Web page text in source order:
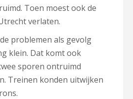
Toen moest ook de
verlaten.
problemen als gevolg
klein. Dat komt ook
sporen ontruimd
Treinen konden uitwijken